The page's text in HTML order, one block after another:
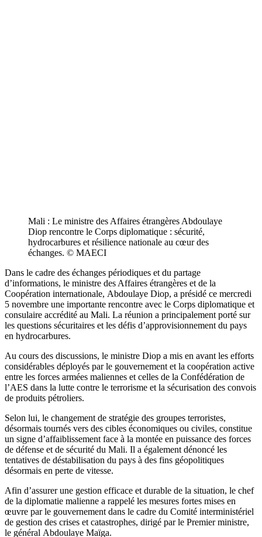
Mali : Le ministre des Affaires étrangères Abdoulaye
Diop rencontre le Corps diplomatique : sécurité,
hydrocarbures et résilience nationale au cœur des
échanges. © MAECI
Dans le cadre des échanges périodiques et du partage
d’informations, le ministre des Affaires étrangères et de la
Coopération internationale, Abdoulaye Diop, a présidé ce mercredi
5 novembre une importante rencontre avec le Corps diplomatique et
consulaire accrédité au Mali. La réunion a principalement porté sur
les questions sécuritaires et les défis d’approvisionnement du pays
en hydrocarbures.
Au cours des discussions, le ministre Diop a mis en avant les efforts
considérables déployés par le gouvernement et la coopération active
entre les forces armées maliennes et celles de la Confédération de
l’AES dans la lutte contre le terrorisme et la sécurisation des convois
de produits pétroliers.
Selon lui, le changement de stratégie des groupes terroristes,
désormais tournés vers des cibles économiques ou civiles, constitue
un signe d’affaiblissement face à la montée en puissance des forces
de défense et de sécurité du Mali. Il a également dénoncé les
tentatives de déstabilisation du pays à des fins géopolitiques
désormais en perte de vitesse.
Afin d’assurer une gestion efficace et durable de la situation, le chef
de la diplomatie malienne a rappelé les mesures fortes mises en
œuvre par le gouvernement dans le cadre du Comité interministériel
de gestion des crises et catastrophes, dirigé par le Premier ministre,
le général Abdoulaye Maïga.